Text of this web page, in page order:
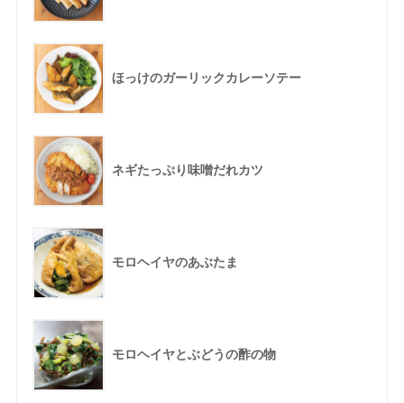
ほっけのガーリックカレーソテー
ネギたっぷり味噌だれカツ
モロヘイヤのあぶたま
モロヘイヤとぶどうの酢の物